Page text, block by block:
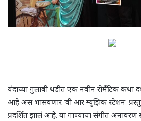
यंदाच्या गुलाबी थंडीत एक नवीन रोमँटिक कथा
आहे अस भासवणारं ’वी आर म्युझिक स्टेशन’
प्रदर्शित झालं आहे. या गाण्याचा संगीत